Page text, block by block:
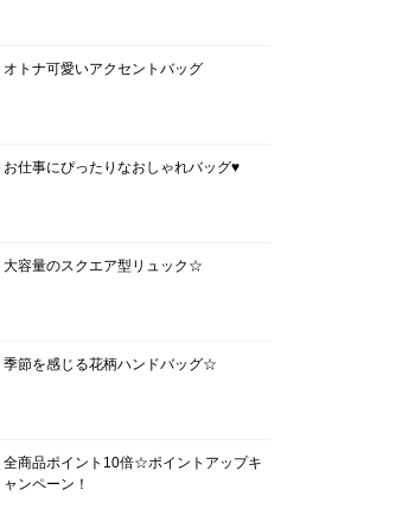
オトナ可愛いアクセントバッグ
お仕事にぴったりなおしゃれバッグ♥
大容量のスクエア型リュック☆
季節を感じる花柄ハンドバッグ☆
全商品ポイント10倍☆ポイントアップキ
ャンペーン！